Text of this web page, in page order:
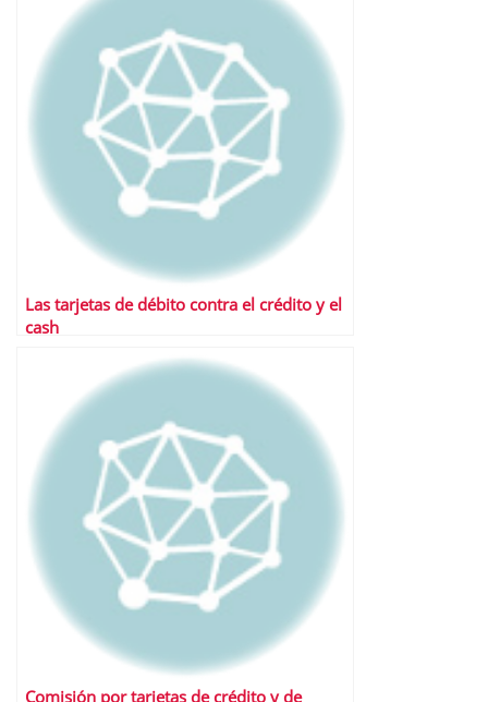
Las tarjetas de débito contra el crédito y el
cash